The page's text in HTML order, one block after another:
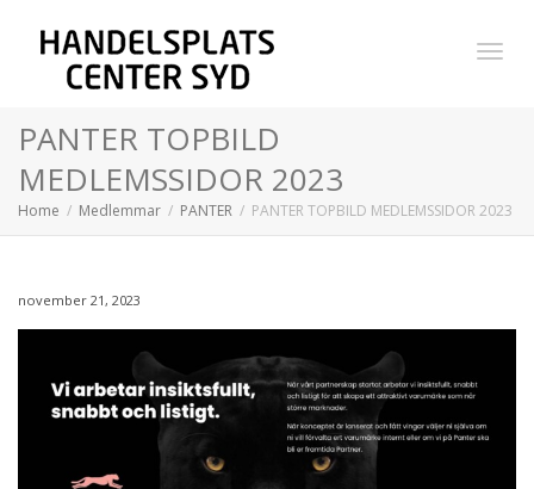
PANTER TOPBILD
MEDLEMSSIDOR 2023
Home Medlemmar PANTER PANTER TOPBILD MEDLEMSSIDOR 2023
november 21, 2023